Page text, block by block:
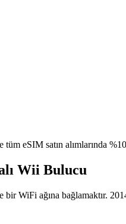
eSIM satın alımlarında
Wii Bulucu
WiFi ağına bağlamaktır.